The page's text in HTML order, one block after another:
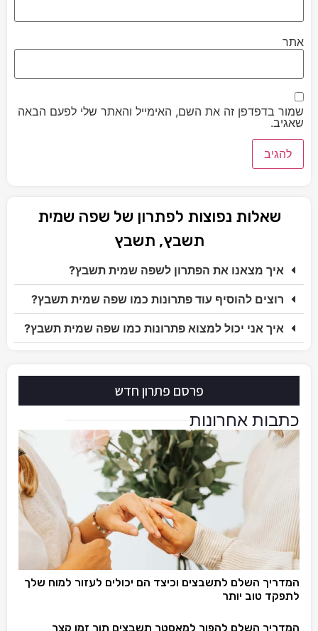
אתר
שמור בדפדפן זה את השם, האימייל והאתר שלי לפעם הבאה
שאגיב.
שאלות נפוצות לפתרון של שפה שמית
תשבץ, תשבץ
איך מצאנו את הפתרון לשפה שמית תשבץ?
רוצים להוסיף עוד פתרונות כמו שפה שמית תשבץ?
איך אני יכול למצוא פתרונות כמו שפה שמית תשבץ?
פרסם פתרון חדש
כתבות אחרונות
המדריך השלם לתשבצים וכיצד הם יכולים לעזור למוח שלך
לתפקד טוב יותר
המדריך השלם להפוך למאסטר תשבצים תוך זמן קצר